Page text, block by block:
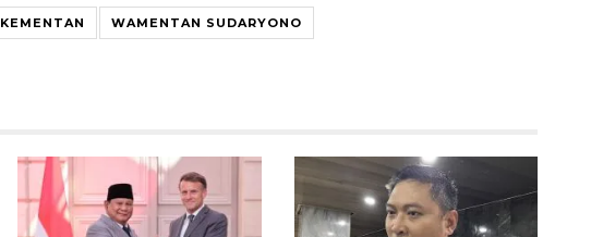
KEMENTAN WAMENTAN SUDARYONO